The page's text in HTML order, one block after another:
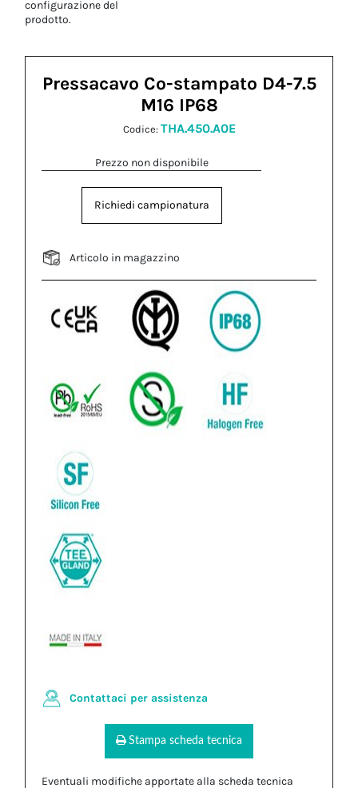
configurazione del
prodotto.
Pressacavo Co-stampato D4-7.5
M16 IP68
Codice: THA.450.A0E
Prezzo non disponibile
Richiedi campionatura
Articolo in magazzino
Contattaci per assistenza
Stampa scheda tecnica
Eventuali modifiche apportate alla scheda tecnica